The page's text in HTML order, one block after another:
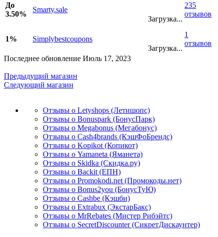
До
3.50%
Smarty.sale
Загрузка...
235
отзывов
1%
Simplybestcoupons
Загрузка...
1
отзывов
Последнее обновление Июль 17, 2023
Предыдущий магазин
Следующий магазин
Отзывы о Letyshops (Летишопс)
Отзывы о Bonuspark (БонусПарк)
Отзывы о Megabonus (Мегабонус)
Отзывы о Cash4brands (КэшФоБрендс)
Отзывы о Kopikot (Копикот)
Отзывы о Yamaneta (Яманета)
Отзывы о Skidka (Скидка.ру)
Отзывы о Backit (ЕПН)
Отзывы о Promokodi.net (Промокоды.нет)
Отзывы о Bonus2you (БонусТуЮ)
Отзывы о Cashbe (Кэшби)
Отзывы о Extrabux (ЭкстарБакс)
Отзывы о MrRebates (Мистер Рибэйтс)
Отзывы о SecretDiscounter (СикретДискаунтер)